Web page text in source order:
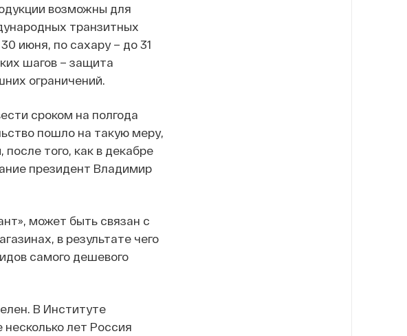
возможны для
транзитных
июня, по сахару – до 31
шагов – защита
ограничений.
сроком на полгода
пошло на такую меру,
того, как в декабре
президент Владимир
может быть связан с
в результате чего
самого дешевого
В Институте
лет Россия